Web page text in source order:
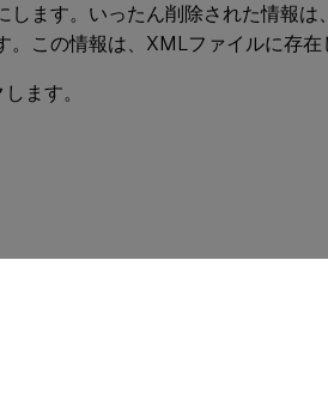
します。いったん削除された情報
。この情報は、XMLファイルに存在
ます。